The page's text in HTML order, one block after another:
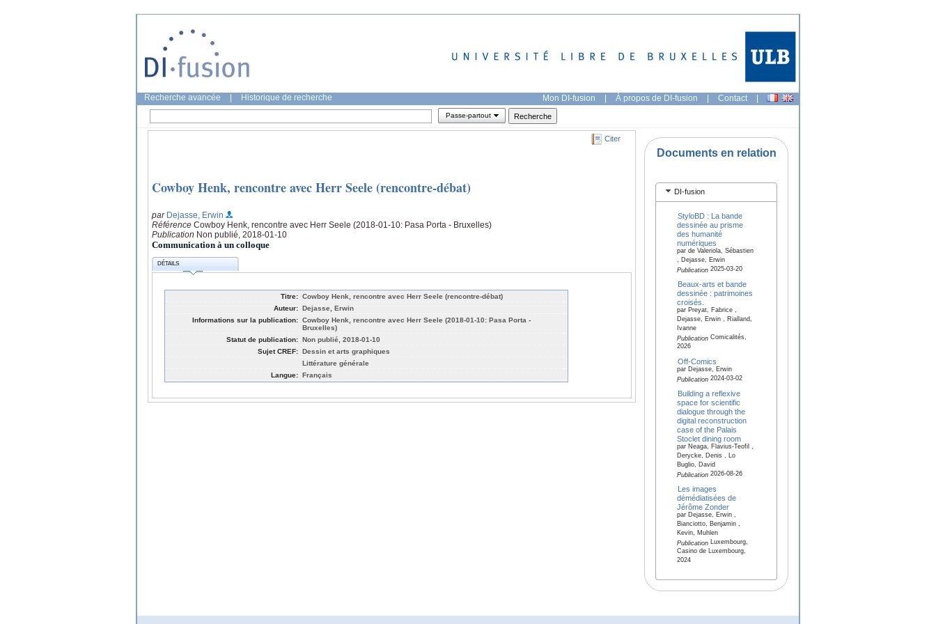
Recherche avancée Historique de recherche Mon DI-fusion | À propos de DI-fusion | Contact |
Passe-partout
Citer
Cowboy Henk, rencontre avec Herr Seele (rencontre-débat)
par Dejasse, Erwin
Référence Cowboy Henk, rencontre avec Herr Seele (2018-01-10: Pasa Porta - Bruxelles)
Publication Non publié, 2018-01-10
Communication à un colloque
DÉTAILS
Titre: Cowboy Henk, rencontre avec Herr Seele (rencontre-débat)
Auteur: Dejasse, Erwin
Informations sur la publication: Cowboy Henk, rencontre avec Herr Seele (2018-01-10: Pasa Porta -
Bruxelles)
Statut de publication: Non publié, 2018-01-10
Sujet CREF: Dessin et arts graphiques
Littérature générale
Langue: Français
Documents en relation
DI-fusion
StyloBD : La bande
dessinée au prisme
des humanité
numériques
par de Valeriola, Sébastien
, Dejasse, Erwin
Publication2025-03-20
Beaux-arts et bande
dessinée : patrimoines
croisés.
par Preyat, Fabrice ,
Dejasse, Erwin , Rialland,
Ivanne
PublicationComicalités,
2026
Off-Comics
par Dejasse, Erwin
Publication2024-03-02
Building a reflexive
space for scientific
dialogue through the
digital reconstruction
case of the Palais
Stoclet dining room
par Neaga, Flavius-Teofil ,
Derycke, Denis , Lo
Buglio, David
Publication2026-08-26
Les images
démédiatisées de
Jérôme Zonder
par Dejasse, Erwin ,
Bianciotto, Benjamin ,
Kevin, Muhlen
PublicationLuxembourg,
Casino de Luxembourg,
2024